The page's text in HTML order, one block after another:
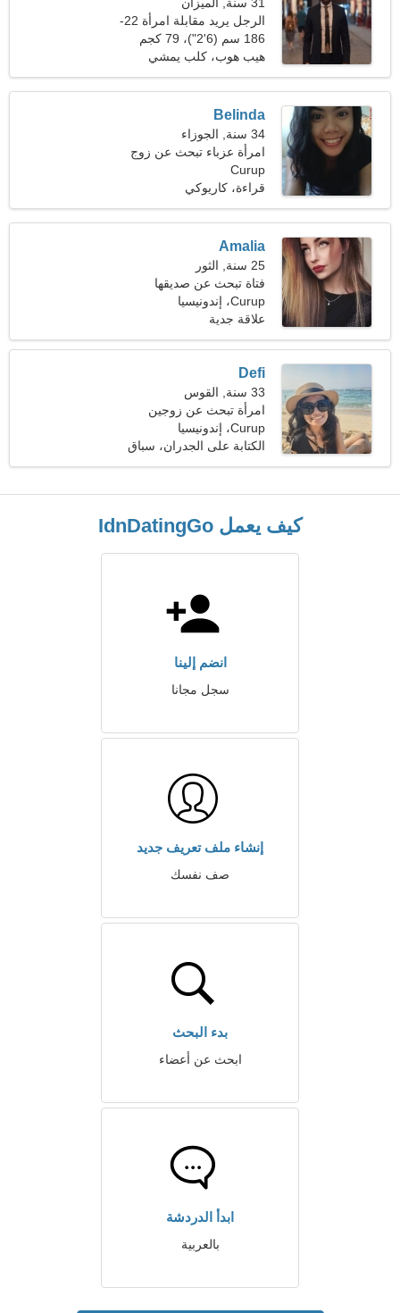
الرجل يريد مقابلة امرأة 22-
29
186 سم (6'2")، 79 كجم
(174 رطلا)
هيب هوب، كلب يمشي
Belinda
34 سنة, الجوزاء
امرأة عزباء تبحث عن زوج
36-43
Curup
قراءة، كاريوكي
Amalia
25 سنة, الثور
فتاة تبحث عن صديقها
Curup، إندونيسيا
علاقة جدية
Defi
33 سنة, القوس
امرأة تبحث عن زوجين
Curup، إندونيسيا
الكتابة على الجدران، سباق
السيارات
كيف يعمل IdnDatingGo
انضم إلينا
سجل مجانا
إنشاء ملف تعريف جديد
صف نفسك
بدء البحث
ابحث عن أعضاء
ابدأ الدردشة
بالعربية